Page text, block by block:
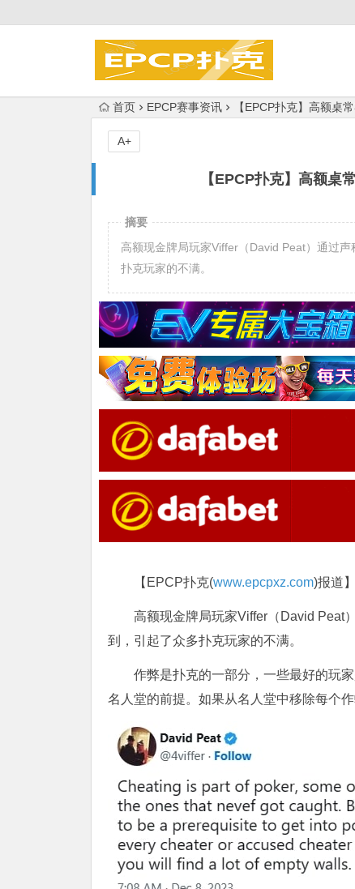
首页 EPCP赛事资讯 【EPCP扑克】高额桌
【EPCP扑克】高额桌
A+
摘要
高额现金牌局玩家Viffer（David Peat）通过
扑克玩家的不满。
【EPCP扑克(www.epcpxz.com)报道】
高额现金牌局玩家Viffer（David Peat
到，引起了众多扑克玩家的不满。
作弊是扑克的一部分，一些最好的玩
名人堂的前提。如果从名人堂中移除每个